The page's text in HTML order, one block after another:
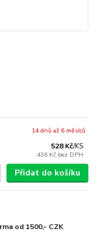
528 Kč/KS
436 Kč bez DPH
14 dnů až 6 měsíců
Přidat do košíku
od 1500,- CZK